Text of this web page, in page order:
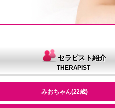
セラピスト紹介
THERAPIST
みおちゃん(22歳)